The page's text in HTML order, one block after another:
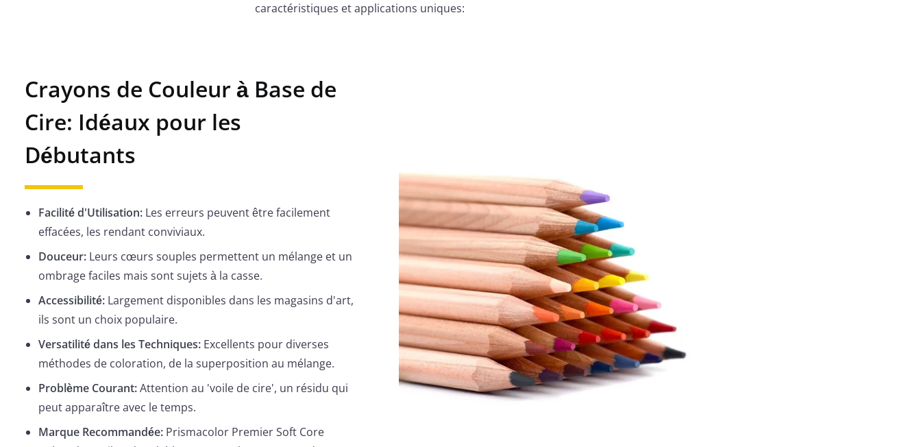
caractéristiques et applications uniques:
Crayons de Couleur à Base de
Cire: Idéaux pour les
Débutants
Facilité d'Utilisation: Les erreurs peuvent être facilement
effacées, les rendant conviviaux.
Douceur: Leurs cœurs souples permettent un mélange et un
ombrage faciles mais sont sujets à la casse.
Accessibilité: Largement disponibles dans les magasins d'art,
ils sont un choix populaire.
Versatilité dans les Techniques: Excellents pour diverses
méthodes de coloration, de la superposition au mélange.
Problème Courant:Attention au 'voile de cire', un résidu qui
peut apparaître avec le temps.
Marque Recommandée: Prismacolor Premier Soft Core